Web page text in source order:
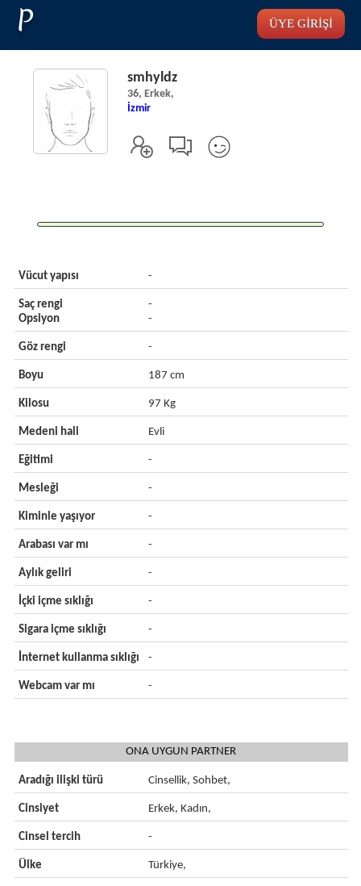
P ÜYE GİRİŞİ
smhyldz
36, Erkek,
İzmir
Vücut yapısı -
Saç rengi
Opsiyon
-
-
Göz rengi -
Boyu 187 cm
Kilosu 97 Kg
Medeni hali Evli
Eğitimi -
Mesleği -
Kiminle yaşıyor -
Arabası var mı -
Aylık geliri -
İçki içme sıklığı -
Sigara içme sıklığı -
İnternet kullanma sıklığı -
Webcam var mı -
ONA UYGUN PARTNER
Aradığı ilişki türü Cinsellik, Sohbet,
Cinsiyet Erkek, Kadın,
Cinsel tercih -
Ülke Türkiye,